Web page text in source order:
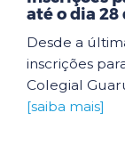
até o dia 28
Desde a
inscrições
Colegial
[saiba mais]